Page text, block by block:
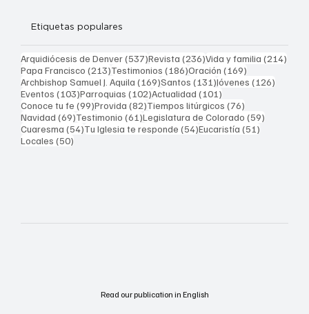
Etiquetas populares
Arquidiócesis de Denver(537)537 entradas
Revista (236)236 entradas
Vida y familia (214)
Papa Francisco (213)213 entradas
Testimonios (186)186 entradas
Oración (169)
Archbishop Samuel J. Aquila (169)169 entradas
Santos (131)131 entradas
Jóvenes (126)
Eventos (103)103 entradas
Parroquias (102)102 entradas
Actualidad (101)
Conoce tu fe (99)99 entradas
Provida (82)82 entradas
Tiempos litúrgicos (76)
Navidad (69)69 entradas
Testimonio (61)61 entradas
Legislatura de Colorado (59)
Cuaresma (54)54 entradas
Tu Iglesia te responde (54)54 entradas
Eucaristía (51)
Locales (50)
Read our publication in English